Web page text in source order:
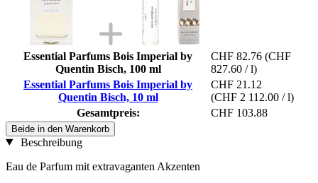
Essential Parfums Bois Imperial by
Quentin Bisch, 100 ml
CHF 82.76 (CHF
827.60 / l)
Essential Parfums Bois Imperial by
Quentin Bisch, 10 ml
CHF 21.12
(CHF 2 112.00 / l)
Gesamtpreis:
CHF 103.88
Beide in den Warenkorb
Beschreibung
Eau de Parfum mit extravaganten Akzenten